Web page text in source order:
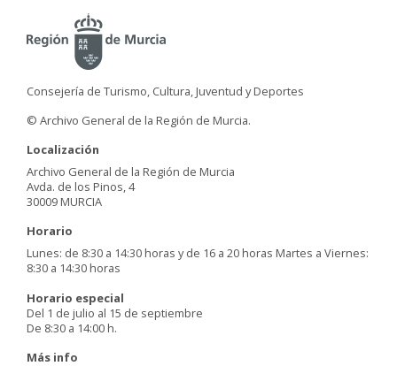
Consejería de Turismo, Cultura, Juventud y Deportes
© Archivo General de la Región de Murcia.
Localización
Archivo General de la Región de Murcia
Avda. de los Pinos, 4
30009 MURCIA
Horario
Lunes: de 8:30 a 14:30 horas y de 16 a 20 horas Martes a Viernes:
8:30 a 14:30 horas
Horario especial
Del 1 de julio al 15 de septiembre
De 8:30 a 14:00 h.
Más info